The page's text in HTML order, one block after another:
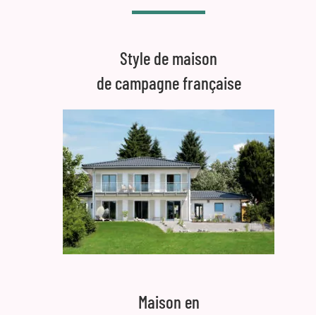
Style de maison
de campagne française
Maison en